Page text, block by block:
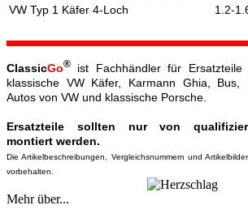
VW Typ 1 Käfer 4-Loch
1.2-
ClassicGo®
ist Fachhändler für Ersatzteile
klassische VW Käfer, Karmann Ghia, Bus,
Autos von VW und klassische Porsche.
Ersatzteile sollten nur von
montiert werden.
Die Artikelbeschreibungen, Vergleichsnummern und
vorbehalten.
Mehr über...